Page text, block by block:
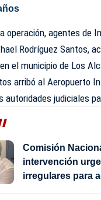
operación, agentes de
Rodríguez Santos,
el municipio de Los
arribó al Aeropuerto
autoridades judiciales
Comisión
intervención
irregulares para